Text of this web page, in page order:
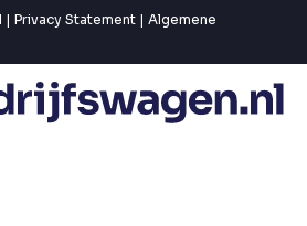
| Privacy Statement | Algemene